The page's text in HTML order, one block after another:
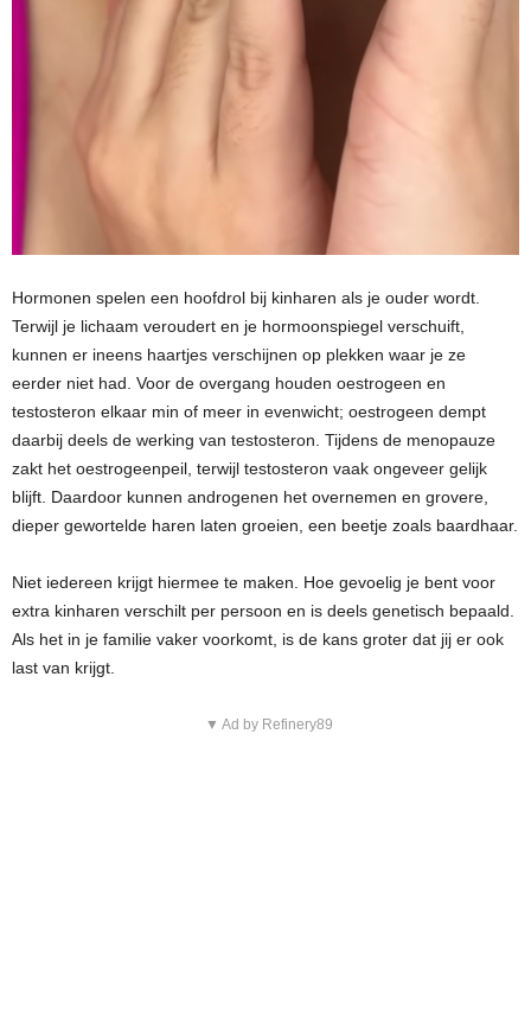
Hormonen spelen een hoofdrol bij kinharen als je ouder wordt.
Terwijl je lichaam veroudert en je hormoonspiegel verschuift,
kunnen er ineens haartjes verschijnen op plekken waar je ze
eerder niet had. Voor de overgang houden oestrogeen en
testosteron elkaar min of meer in evenwicht; oestrogeen dempt
daarbij deels de werking van testosteron. Tijdens de menopauze
zakt het oestrogeenpeil, terwijl testosteron vaak ongeveer gelijk
blijft. Daardoor kunnen androgenen het overnemen en grovere,
dieper gewortelde haren laten groeien, een beetje zoals baardhaar.
Niet iedereen krijgt hiermee te maken. Hoe gevoelig je bent voor
extra kinharen verschilt per persoon en is deels genetisch bepaald.
Als het in je familie vaker voorkomt, is de kans groter dat jij er ook
last van krijgt.
▼ Ad by Refinery89